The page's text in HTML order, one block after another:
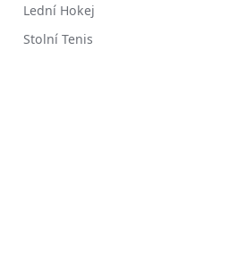
Lední Hokej
Stolní Tenis